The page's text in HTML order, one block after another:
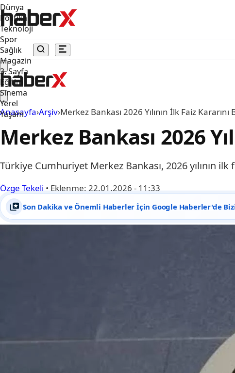
Dünya
Politika
Teknoloji
Spor
Sağlık
Magazin
3. Sayfa
Eğitim
Sinema
Yerel
Yaşam
Anasayfa›Arşiv›Merkez Bankası 2026 Yılının İlk Faiz
Merkez Bankası 2026
Türkiye Cumhuriyet Merkez Bankası, 2026 yılının ilk
Özge Tekeli • Eklenme: 22.01.2026 - 11:33
Son Dakika ve Önemli Haberler İçin Google Haberler'de